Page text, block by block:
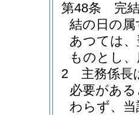
第48条
完
結の日の
あつては
ものとし
2
主務係長
必要があ
わらず、